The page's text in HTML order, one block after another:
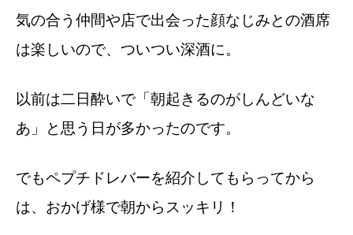
気の合う仲間や店で出会った顔なじみとの酒席
は楽しいので、ついつい深酒に。
以前は二日酔いで「朝起きるのがしんどいな
あ」と思う日が多かったのです。
でもペプチドレバーを紹介してもらってから
は、おかげ様で朝からスッキリ！